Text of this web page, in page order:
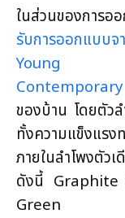
ในส่วนของการ
รับการออกแบบ
Young ด้วยดี
ของบ้าน โดยตัวล
ทั้งความแข็งแรง
ภายในลำโพงตัว
ดังนี้ Graphite
Green